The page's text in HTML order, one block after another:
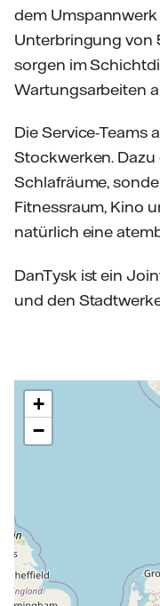
dem
Unterbringung von
sorgen im
Wartungsarbeiten
Die Service-Teams
Stockwerken.
Schlafräume,
Fitnessraum, Kino
natürlich eine
DanTysk ist ein
und den
+
−